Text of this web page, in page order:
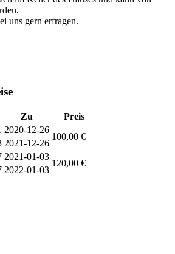
uns gern erfragen.
Zu
Preis
2020-12-26
100,00 €
2021-12-26
2021-01-03
120,00 €
2022-01-03